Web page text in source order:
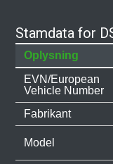
Stamdata for
Oplysning
EVN/European
Vehicle Number
Fabrikant
Model